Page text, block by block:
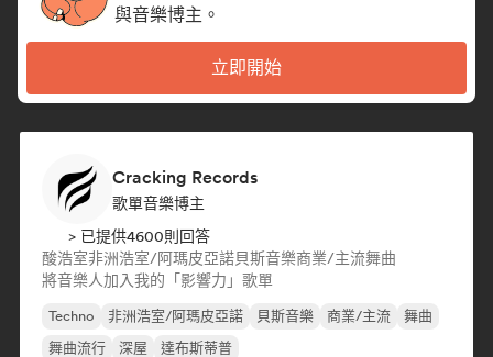
與音樂博主。
立即開始
Cracking Records
歌單音樂博主
> 已提供4600則回答
酸浩室非洲浩室/阿瑪皮亞諾貝斯音樂商業/主流舞曲
將音樂人加入我的「影響力」歌單
Techno 非洲浩室/阿瑪皮亞諾 貝斯音樂 商業/主流
舞曲
舞曲流行
深屋 達布斯蒂普